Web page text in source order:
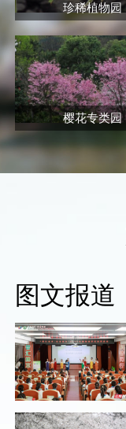
珍稀植物园
樱花专类园
图文报道